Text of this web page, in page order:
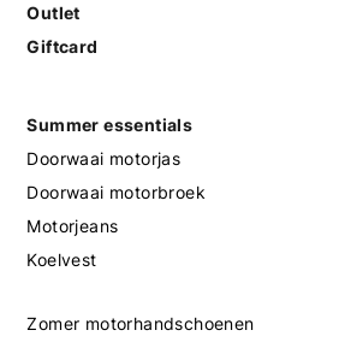
Outlet
Giftcard
Summer essentials
Doorwaai motorjas
Doorwaai motorbroek
Motorjeans
Koelvest
Zomer motorhandschoenen